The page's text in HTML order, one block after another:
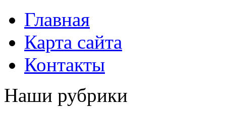
Главная
Карта сайта
Контакты
Наши рубрики